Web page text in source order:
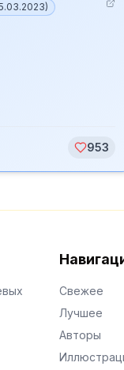
)
953
Свежее
Лучшее
Авторы